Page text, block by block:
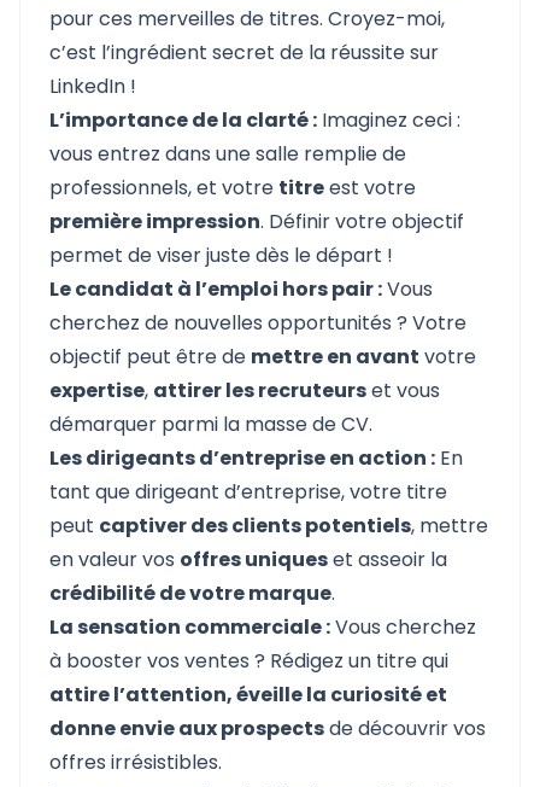
pour ces merveilles de titres. Croyez-moi,
c’est l’ingrédient secret de la réussite sur
LinkedIn !
L’importance de la clarté : Imaginez ceci :
vous entrez dans une salle remplie de
professionnels, et votre titreest votre
première impression. Définir votre objectif
permet de viser juste dès le départ !
Le candidat à l’emploi hors pair :Vous
cherchez de nouvelles opportunités ? Votre
objectif peut être de mettre en avant votre
expertise, attirer les recruteurset vous
démarquer parmi la masse de CV.
Les dirigeants d’entreprise en action : En
tant que dirigeant d’entreprise, votre titre
peut captiver des clients potentiels, mettre
en valeur vos offres uniqueset asseoir la
crédibilité de votre marque.
La sensation commerciale :Vous cherchez
à booster vos ventes ? Rédigez un titre qui
attire l’attention, éveille la curiosité et
donne envie aux prospectsde découvrir vos
offres irrésistibles.